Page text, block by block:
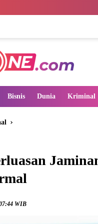
Bisnis Dunia Kriminal
WIB